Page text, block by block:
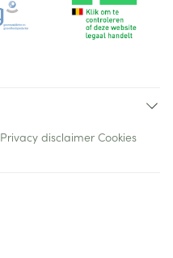
Privacy disclaimer Cookies